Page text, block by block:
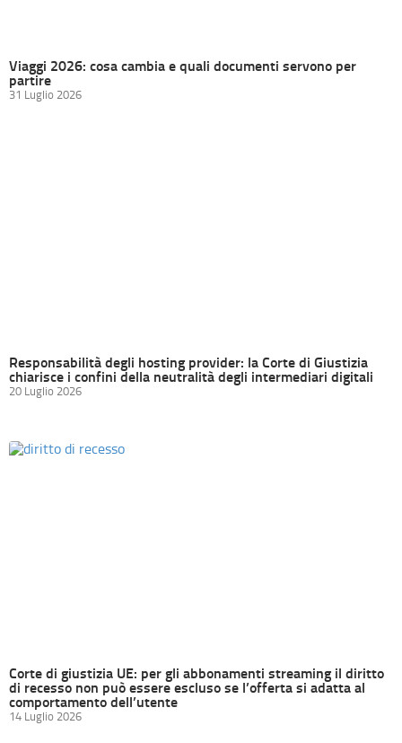
Viaggi 2026: cosa cambia e quali documenti servono per
partire
31 Luglio 2026
Responsabilità degli hosting provider: la Corte di Giustizia
chiarisce i confini della neutralità degli intermediari digitali
20 Luglio 2026
Corte di giustizia UE: per gli abbonamenti streaming il diritto
di recesso non può essere escluso se l’offerta si adatta al
comportamento dell’utente
14 Luglio 2026